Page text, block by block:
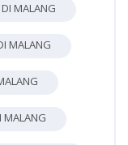
MALANG
MALANG
MALANG